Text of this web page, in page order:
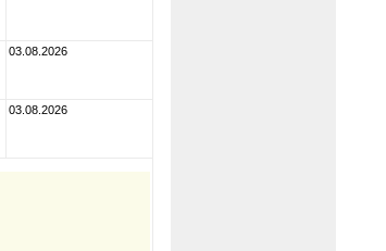
03.08.2026
03.08.2026